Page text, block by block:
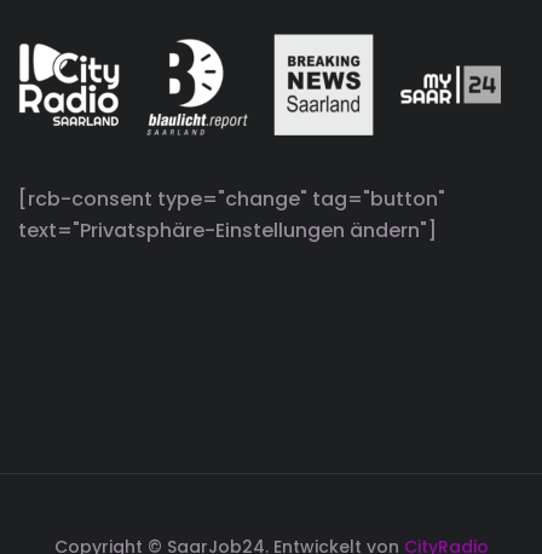
[rcb-consent type="change" tag="button"
text="Privatsphäre-Einstellungen ändern"]
Copyright © SaarJob24. Entwickelt von CityRadio